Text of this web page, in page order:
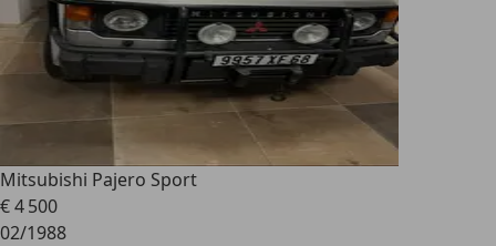
Mitsubishi Pajero Sport
€ 4 500
02/1988